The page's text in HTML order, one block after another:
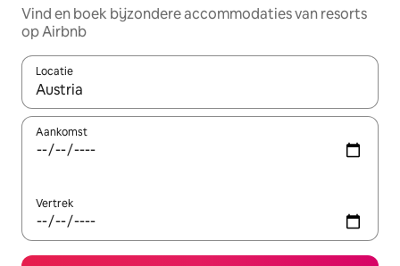
Vind en boek bijzondere accommodaties van resorts
op Airbnb
Locatie
Wanneer er suggesties beschikbaar zijn, maak je een keuze
Aankomst
Vertrek